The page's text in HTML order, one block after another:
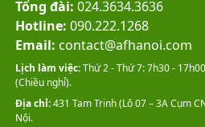
Tổng đài: 024.3634.3636
Hotline: 090.222.1268
Email: contact@afhanoi.com
Lịch làm việc:Thứ 2 - Thứ 7: 7h30 -
(Chiều nghỉ).
Địa chỉ:431 Tam Trinh (Lô 07 – 3A Cụm
Nội.